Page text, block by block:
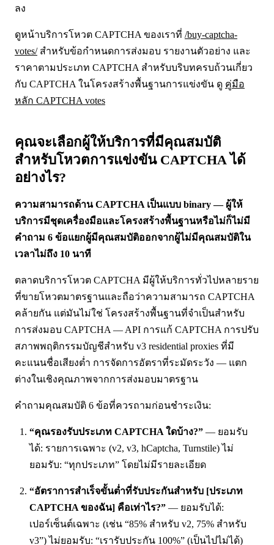
ลง
ดูหน้าบริการโหวต CAPTCHA ของเราที่ /buy-captcha-
votes/สำหรับข้อกำหนดการส่งมอบ รายงานตัวอย่าง และ
ราคาตามประเภท CAPTCHA สำหรับบริบทครบถ้วนเกี่ยว
กับ CAPTCHA ในโครงสร้างพื้นฐานการแข่งขัน ดู คู่มือ
หลัก CAPTCHA votes
คุณจะเลือกผู้ให้บริการที่มีคุณสมบัติ
สำหรับโหวตการแข่งขัน CAPTCHA ได้
อย่างไร?
ความสามารถด้าน CAPTCHA เป็นแบบ binary — ผู้ให้
บริการมีชุดเครื่องมือและโครงสร้างพื้นฐานหรือไม่ก็ไม่มี
คำถาม 6 ข้อแยกผู้มีคุณสมบัติออกจากผู้ไม่มีคุณสมบัติใน
เวลาไม่ถึง 10 นาที
ตลาดบริการโหวต CAPTCHA มีผู้ให้บริการทั่วไปหลายราย
ที่ขายโหวตมาตรฐานและถือว่าความสามารถ CAPTCHA
คล้ายกัน แต่มันไม่ใช่ โครงสร้างพื้นฐานที่จำเป็นสำหรับ
การส่งมอบ CAPTCHA — API การแก้ CAPTCHA การปรับ
สภาพพฤติกรรมบัญชีสำหรับ v3 residential proxies ที่มี
คะแนนชื่อเสียงต่ำ การจัดการอัตราที่ระมัดระวัง — แตก
ต่างในเชิงคุณภาพจากการส่งมอบมาตรฐาน
คำถามคุณสมบัติ 6 ข้อที่ควรถามก่อนชำระเงิน:
“คุณรองรับประเภท CAPTCHA ใดบ้าง?” — ยอมรับ
ได้: รายการเฉพาะ (v2, v3, hCaptcha, Turnstile) ไม่
ยอมรับ: “ทุกประเภท” โดยไม่มีรายละเอียด
“อัตราการสำเร็จขั้นต่ำที่รับประกันสำหรับ [ประเภท
CAPTCHA ของฉัน] คือเท่าไร?” — ยอมรับได้:
เปอร์เซ็นต์เฉพาะ (เช่น “85% สำหรับ v2, 75% สำหรับ
v3”) ไม่ยอมรับ: “เรารับประกัน 100%” (เป็นไปไม่ได้)